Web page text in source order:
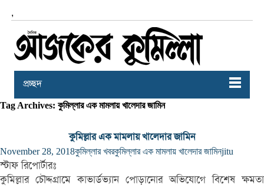
,
প্রচ্ছদ
Tag Archives: কুমিল্লার এক মামলায় খালেদার জামিন
কুমিল্লার এক মামলায় খালেদার জামিন
November 28, 2018কুমিল্লার খবরকুমিল্লার এক মামলায় খালেদার জামিনjitu
স্টাফ রিপোর্টারঃ
কুমিল্লার চৌদ্দগ্রামে কাভার্ডভ্যান পোড়ানোর অভিযোগে বিশেষ ক্ষমতা